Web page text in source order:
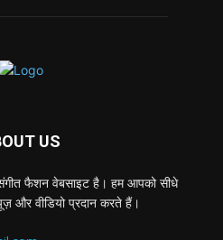
US
फैशन वेबसाइट है। हम आपको सीधे
और वीडियो प्रदान करते हैं।